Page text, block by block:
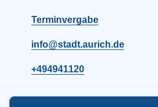
Terminvergabe
info@stadt.aurich.de
+494941120